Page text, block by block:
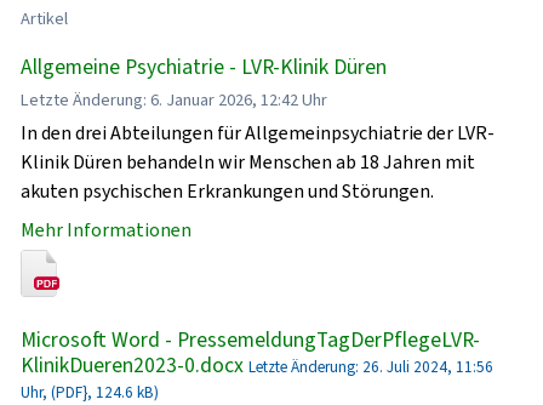
Artikel
Allgemeine Psychiatrie - LVR-Klinik Düren
Letzte Änderung: 6. Januar 2026, 12:42 Uhr
In den drei Abteilungen für Allgemeinpsychiatrie der LVR-
Klinik Düren behandeln wir Menschen ab 18 Jahren mit
akuten psychischen Erkrankungen und Störungen.
Mehr Informationen
Microsoft Word - PressemeldungTagDerPflegeLVR-
KlinikDueren2023-0.docx Letzte Änderung: 26. Juli 2024, 11:56
Uhr, (PDF}, 124.6 kB)